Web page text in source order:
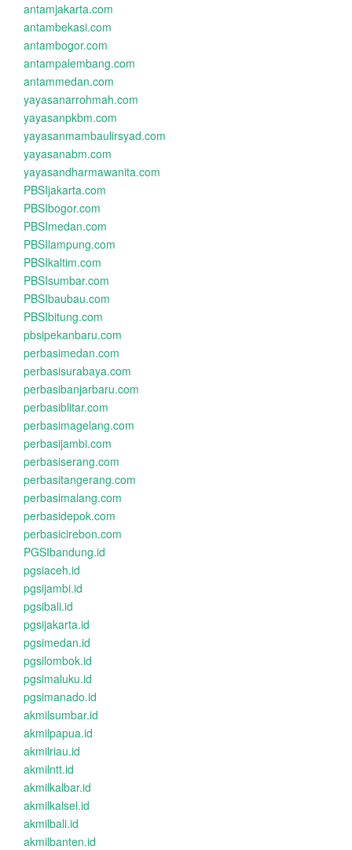
antamjakarta.com
antambekasi.com
antambogor.com
antampalembang.com
antammedan.com
yayasanarrohmah.com
yayasanpkbm.com
yayasanmambaulirsyad.com
yayasanabm.com
yayasandharmawanita.com
PBSIjakarta.com
PBSIbogor.com
PBSImedan.com
PBSIlampung.com
PBSIkaltim.com
PBSIsumbar.com
PBSIbaubau.com
PBSIbitung.com
pbsipekanbaru.com
perbasimedan.com
perbasisurabaya.com
perbasibanjarbaru.com
perbasiblitar.com
perbasimagelang.com
perbasijambi.com
perbasiserang.com
perbasitangerang.com
perbasimalang.com
perbasidepok.com
perbasicirebon.com
PGSIbandung.id
pgsiaceh.id
pgsijambi.id
pgsibali.id
pgsijakarta.id
pgsimedan.id
pgsilombok.id
pgsimaluku.id
pgsimanado.id
akmilsumbar.id
akmilpapua.id
akmilriau.id
akmilntt.id
akmilkalbar.id
akmilkalsel.id
akmilbali.id
akmilbanten.id